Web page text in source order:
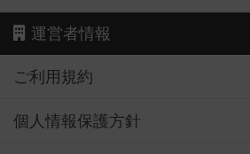
運営者情報
ご利用規約
個人情報保護方針